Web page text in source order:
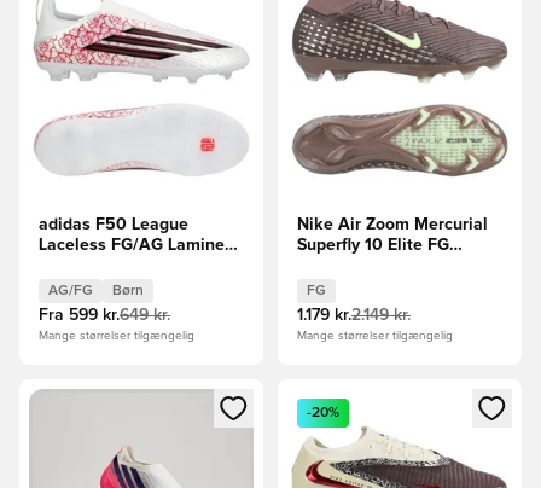
adidas F50 League
Laceless FG/AG Lamine
Børn
AG/FG Børn
Fra 599 kr.649 kr.
Mange størrelser tilgængelig
Nike Air Zoom Mercurial
Superfly 10 Elite FG
Brun/Sølv
FG
1.179 kr.2.149 kr.
Mange størrelser tilgængelig
Åbner en Modal til at logge ind eller tilmelde dig som
Åbner en Modal til at logge
-20%